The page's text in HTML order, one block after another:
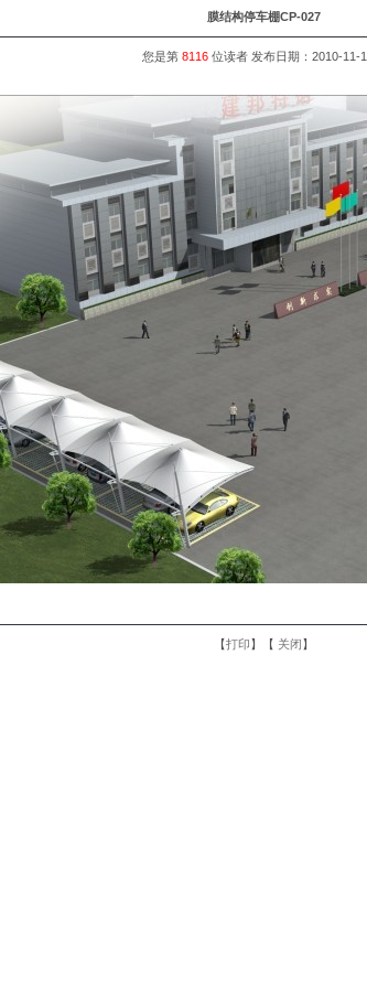
膜结构停车棚CP-027
您是第 8116 位读者 发布日期： 2010-11-
【打印】【 关闭】